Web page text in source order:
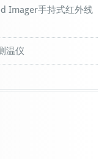
Imager手持式红外线
温仪